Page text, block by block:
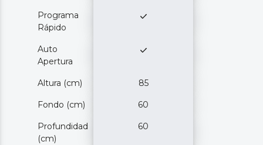
Programa
Rápido
Auto
Apertura
Altura (cm) 85
Fondo (cm) 60
Profundidad
(cm)
60